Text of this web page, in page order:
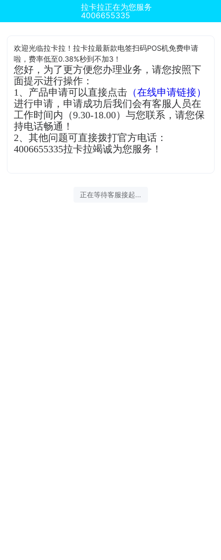
拉卡拉正在为您服务
4006655335
欢迎光临拉卡拉！拉卡拉最新款电签扫码POS机免费申请
啦，费率低至0.38%秒到不加3！
您好，为了更方便您办理业务，请您按照下
面提示进行操作：
1、产品申请可以直接点击 （在线申请链接）
进行申请，申请成功后我们会有客服人员在
工作时间内（9.30-18.00）与您联系，请您保
持电话畅通！
2、其他问题可直接拨打官方电话：
4006655335拉卡拉竭诚为您服务！
正在等待客服接起...